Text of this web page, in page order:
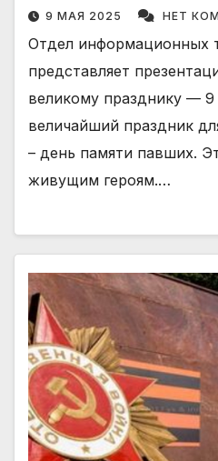
9 МАЯ 2025 НЕТ
Отдел информационных
представляет
великому празднику —
величайший праздник
– день памяти павших.
живущим героям.…